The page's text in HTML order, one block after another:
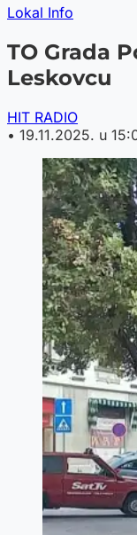
Lokal Info
TO Grada
Leskovcu
HIT RADIO
• 19.11.2025. u